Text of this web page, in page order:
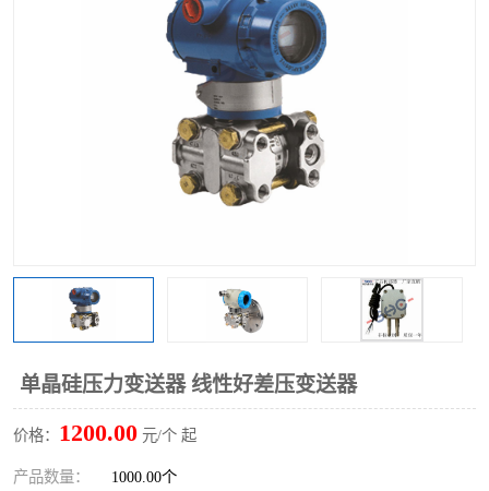
单晶硅压力变送器 线性好差压变送器
价格： 1200.00 元/个 起
产品数量： 1000.00个